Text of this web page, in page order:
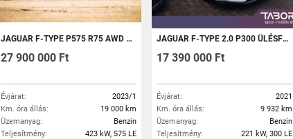
JAGUAR F-TYPE P575 R75 AWD (AUTOMATA)
27 900 000 Ft
Évjárat:
2023/1
Km. óra állás:
19 000 km
Üzemanyag:
Benzin
Teljesítmény:
423 kW, 575 LE
JAGUAR F-TYPE 2.0 P300 ÜLÉSFŰTÉS/LED/NAVI/BŐR
17 390 000 Ft
Évjárat:
2021
Km. óra állás:
9 932 km
Üzemanyag:
Benzin
Teljesítmény:
221 kW, 300 LE